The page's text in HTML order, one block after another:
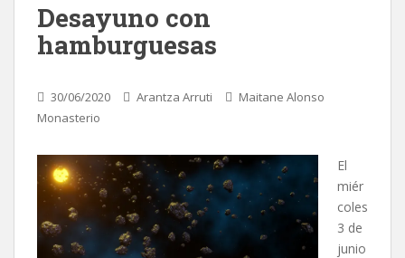
Desayuno con
hamburguesas
30/06/2020 Arantza Arruti
Maitane Alonso
Monasterio
El
miér
coles
3 de
junio